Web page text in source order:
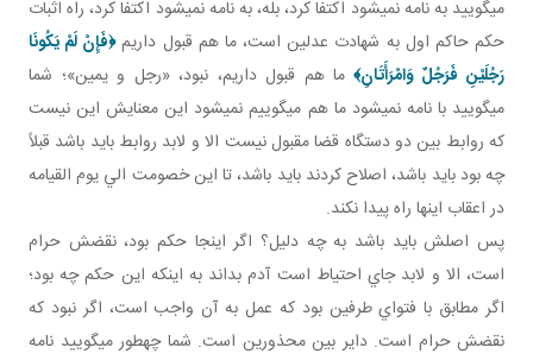
مي گوييد به نامه نمي شود اکتفا کرد، بله، به نامه نمي شود اکتفا کرد، راه اثبات
حکم حاکم اول به شهادت عدلين است، ما هم قبول داريم﴿فَإِنْ لَمْ يَكُونَا
رَجُلَيْنِ فَرَجُلٌ وَامْرَأَتَانِ﴾ ما هم قبول داريم، نبود، «رجل و يمين»؛ شما
مي گوييد با نامه نمي شود ما هم مي گوييم نمي شود اين معنايش اين نيست
که روابط بين دو دستگاه قضا مقبول نيست الا و لابد روابط بايد باشد قبلاً
چه بود بايد باشد، اصلاح کردند بايد باشد، تا اين خصومت الي يوم القيامه
در اعقاب اينها راه پيدا نکند.
پس اصلش بايد باشد به چه دليل؟ اگر اين جا حکم بود، نقضش حرام
است، الا و لابد جاي احتياط است آدم بداند به اينکه اين حکم چه بود؛
اگر مطابق با فتواي طرفين بود که عمل به آن واجب است، اگر نبود که
نقضش حرام است. داير بين محذورين است. شما چه طور مي گوييد نامه